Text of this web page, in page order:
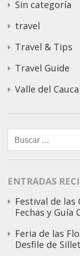
Sin categoría
travel
Travel & Tips
Travel Guide
Valle del Cauca
Buscar:
ENTRADAS
Festival de las
Fechas y Guía
Feria de las
Desfile de